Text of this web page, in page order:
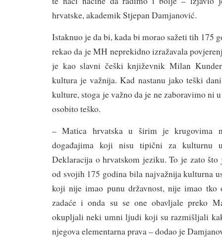
hrvatske, akademik Stjepan Damjanović.
Istaknuo je da bi, kada bi morao sažeti tih 175
rekao da je MH neprekidno izražavala
je kao slavni češki književnik Milan
kultura je važnija. Kad nastanu jako teški
kulture, stoga je važno da je ne zaboravimo ni
osobito teško.
– Matica hrvatska u širim je krugovima
događajima koji nisu tipični za kulturnu
Deklaracija o hrvatskom jeziku. To je zato
od svojih 175 godina bila najvažnija kulturna
koji nije imao punu državnost, nije imao tko
zadaće i onda su se one obavljale preko
okupljali neki umni ljudi koji su razmišljali
njegova elementarna prava – dodao je